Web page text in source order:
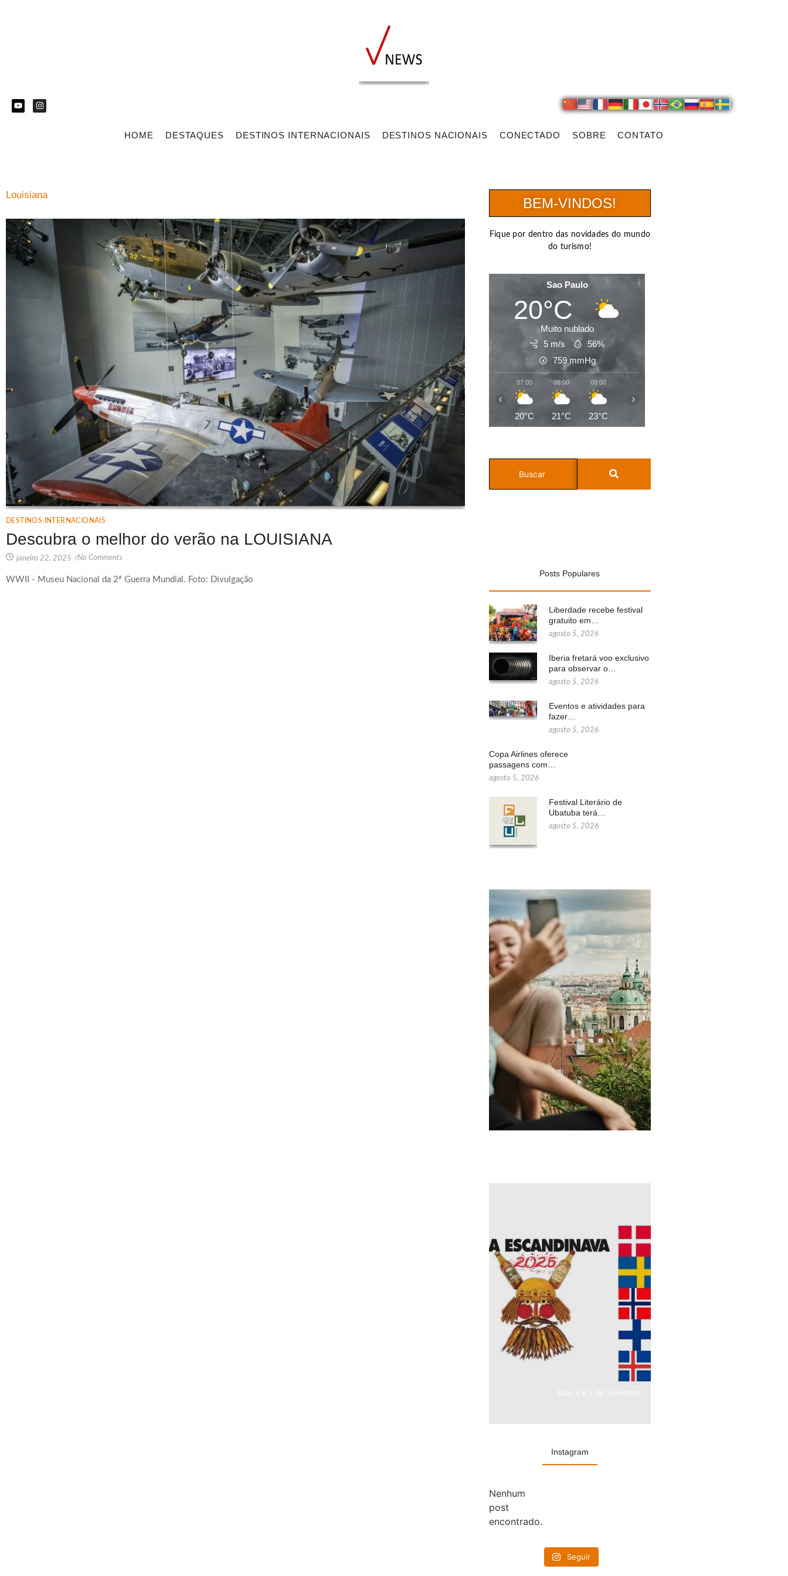
HOME DESTAQUES DESTINOS INTERNACIONAIS DESTINOS NACIONAIS CONECTADO SOBRE CONTATO
Louisiana
DESTINOS INTERNACIONAIS
Descubra o melhor do verão na LOUISIANA
janeiro 22, 2025 /No Comments
WWII - Museu Nacional da 2ª Guerra Mundial. Foto: Divulgação
BEM-VINDOS!
Fique por dentro das novidades do mundo
do turismo!
Sao Paulo
20°C
Muito nublado
5 m/s
56%
759 mmHg
07:00
20°C
08:00
21°C
09:00
23°C
‹ ›
Posts Populares
Liberdade recebe festival
gratuito em…
agosto 5, 2026
Iberia fretará voo exclusivo
para observar o…
agosto 5, 2026
Eventos e atividades para
fazer…
agosto 5, 2026
Copa Airlines oferece
passagens com…
agosto 5, 2026
Festival Literário de
Ubatuba terá…
agosto 5, 2026
Instagram
Nenhum
post
encontrado.
Seguir